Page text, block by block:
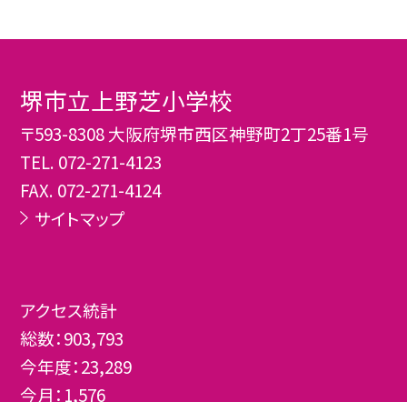
堺市立上野芝小学校
〒593-8308 大阪府堺市西区神野町2丁25番1号
TEL. 072-271-4123
FAX. 072-271-4124
サイトマップ
アクセス統計
総数：903,793
今年度：23,289
今月： 1,576